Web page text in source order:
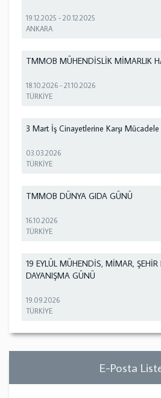
19.12.2025 -20.12.2025
ANKARA
TMMOB MÜHENDİSLİK MİMARLIK
18.10.2026 -21.10.2026
TÜRKİYE
3 Mart İş Cinayetlerine Karşı
03.03.2026
TÜRKİYE
TMMOB DÜNYA GIDA GÜNÜ
16.10.2026
TÜRKİYE
19 EYLÜL MÜHENDİS, MİMAR, ŞEHİR
DAYANIŞMA GÜNÜ
19.09.2026
TÜRKİYE
E-Posta